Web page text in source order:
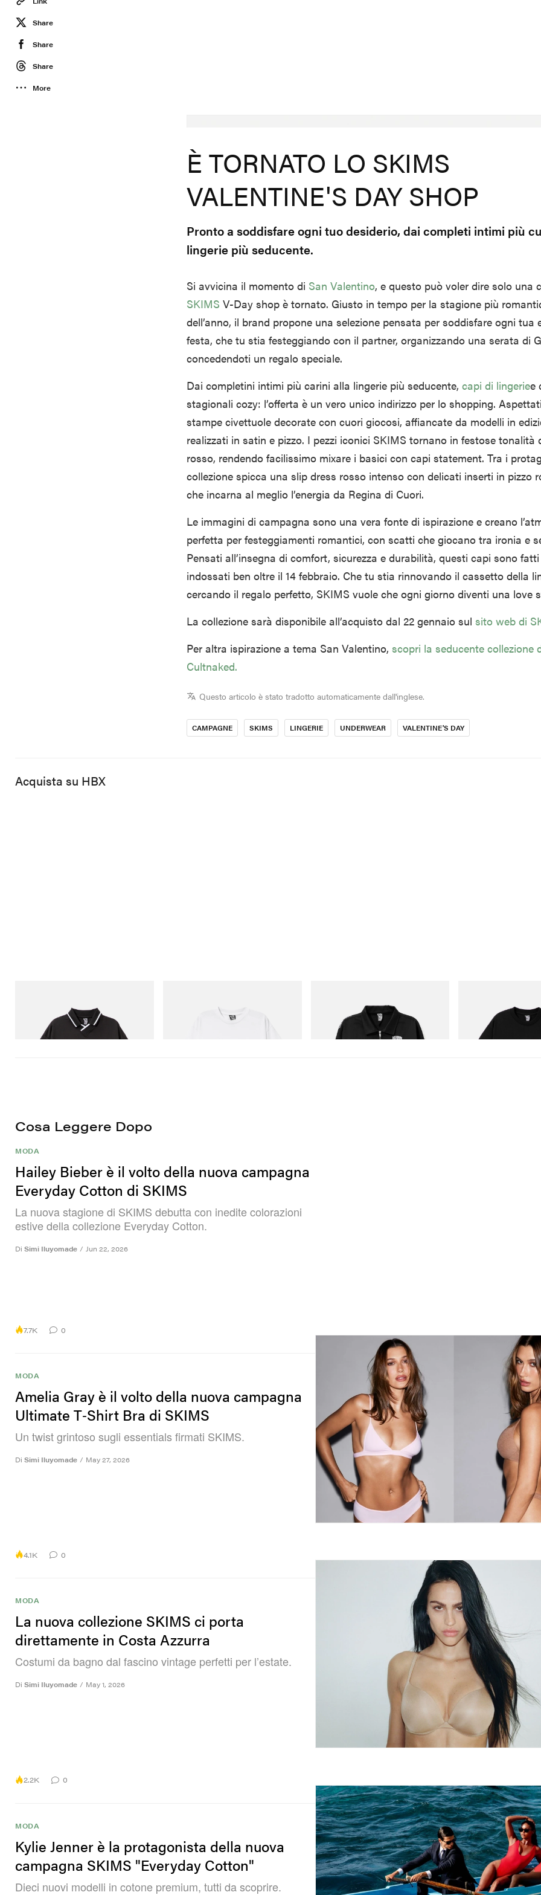
Share
Share
Share
More
È TORNATO LO SKIMS
VALENTINE'S DAY SHOP
Pronto a soddisfare ogni tuo desiderio, dai completi intimi più
lingerie più seducente.
Si avvicina il momento di San Valentino, e questo può voler dire solo una
SKIMS V-Day shop è tornato. Giusto in tempo per la stagione più
dell’anno, il brand propone una selezione pensata per soddisfare ogni tua
festa, che tu stia festeggiando con il partner, organizzando una serata di
concedendoti un regalo speciale.
Dai completini intimi più carini alla lingerie più seducente,capi di lingeriee
stagionali cozy: l’offerta è un vero unico indirizzo per lo shopping.
stampe civettuole decorate con cuori giocosi, affiancate da modelli in
realizzati in satin e pizzo. I pezzi iconici SKIMS tornano in festose tonalità
rosso, rendendo facilissimo mixare i basici con capi statement. Tra i
collezione spicca una slip dress rosso intenso con delicati inserti in pizzo
che incarna al meglio l’energia da Regina di Cuori.
Le immagini di campagna sono una vera fonte di ispirazione e creano
perfetta per festeggiamenti romantici, con scatti che giocano tra ironia e
Pensati all’insegna di comfort, sicurezza e durabilità, questi capi sono
indossati ben oltre il 14 febbraio. Che tu stia rinnovando il cassetto della
cercando il regalo perfetto, SKIMS vuole che ogni giorno diventi una love
La collezione sarà disponibile all’acquisto dal 22 gennaio sulsito web di
Per altra ispirazione a tema San Valentino,scopri la seducente collezione
Cultnaked.
Questo articolo è stato tradotto automaticamente dall'inglese.
CAMPAGNE SKIMS LINGERIE UNDERWEAR VALENTINE'S DAY
Acquista su HBX
Billionaire Boys Club X Initial D Game
Acquista ora
Billionaire Boys Club X Initial D Cotton T-
Billionaire Boys Club X Initial D Cotton
Acquista ora
Billionaire Boys Club X
Acquista ora
Cosa Leggere Dopo
MODA
Hailey Bieber è il volto della nuova campagna
Everyday Cotton di SKIMS
La nuova stagione di SKIMS debutta con inedite colorazioni
estive della collezione Everyday Cotton.
Di Simi Iluyomade / Jun 22, 2026
7.7K 0
MODA
Amelia Gray è il volto della nuova campagna
Ultimate T‑Shirt Bra di SKIMS
Un twist grintoso sugli essentials firmati SKIMS.
Di Simi Iluyomade / May 27, 2026
4.1K 0
MODA
La nuova collezione SKIMS ci porta
direttamente in Costa Azzurra
Costumi da bagno dal fascino vintage perfetti per l’estate.
Di Simi Iluyomade / May 1, 2026
2.2K 0
MODA
Kylie Jenner è la protagonista della nuova
campagna SKIMS "Everyday Cotton"
Dieci nuovi modelli in cotone premium, tutti da scoprire.